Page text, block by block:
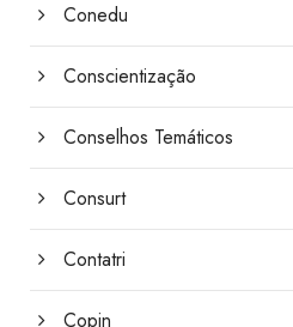
Conedu
Conscientização
Conselhos Temáticos
Consurt
Contatri
Copin